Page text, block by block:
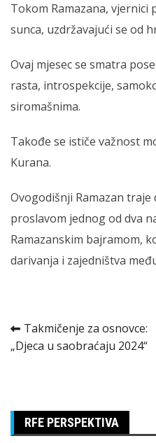
Tokom Ramazana, vjernici
sunca, uzdržavajući se od
Ovaj mjesec se smatra
rasta, introspekcije,
siromašnima.
Takođe se ističe važnost
Kurana.
Ovogodišnji Ramazan traje
proslavom jednog od dva
Ramazanskim bajramom,
darivanja i zajedništva
Kretanje
članka
Takmičenje za osnovce:
„Djeca u saobraćaju 2024“
RFE PERSPEKTIVA